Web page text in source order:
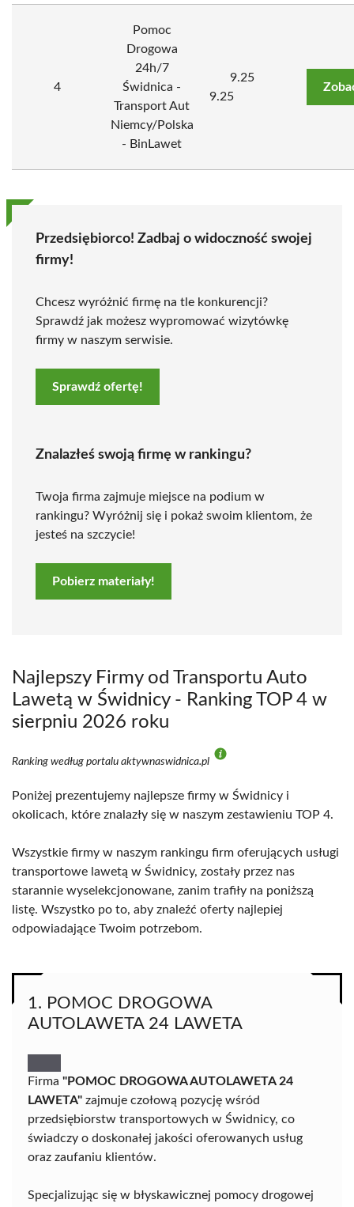
4
Pomoc
Drogowa
24h/7
Świdnica -
Transport Aut
Niemcy/Polska
- BinLawet
9.25
9.25
Przedsiębiorco! Zadbaj o widoczność swojej
firmy!
Chcesz wyróżnić firmę na tle konkurencji?
Sprawdź jak możesz wypromować wizytówkę
firmy w naszym serwisie.
Sprawdź ofertę!
Znalazłeś swoją firmę w rankingu?
Twoja firma zajmuje miejsce na podium w
rankingu? Wyróżnij się i pokaż swoim klientom, że
jesteś na szczycie!
Pobierz materiały!
Najlepszy Firmy od Transportu Auto
Lawetą w Świdnicy - Ranking TOP 4 w
sierpniu 2026 roku
Ranking według portalu aktywnaswidnica.pl
Poniżej prezentujemy najlepsze firmy w Świdnicy i
okolicach, które znalazły się w naszym zestawieniu TOP 4.
Wszystkie firmy w naszym rankingu firm oferujących usługi
transportowe lawetą w Świdnicy, zostały przez nas
starannie wyselekcjonowane, zanim trafiły na poniższą
listę. Wszystko po to, aby znaleźć oferty najlepiej
odpowiadające Twoim potrzebom.
1. POMOC DROGOWA
AUTOLAWETA 24 LAWETA
Firma "POMOC DROGOWA AUTOLAWETA 24
LAWETA" zajmuje czołową pozycję wśród
przedsiębiorstw transportowych w Świdnicy, co
świadczy o doskonałej jakości oferowanych usług
oraz zaufaniu klientów.
Specjalizując się w błyskawicznej pomocy drogowej